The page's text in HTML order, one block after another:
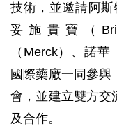
技術，並邀請阿
妥施貴寶（
（Merck）、諾
國際藥廠一同參
會，並建立雙方交
及合作。